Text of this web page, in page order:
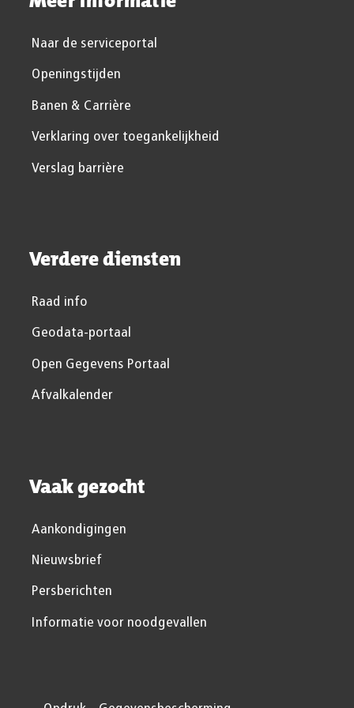
Naar de serviceportal
Openingstijden
Banen & Carrière
Verklaring over toegankelijkheid
Verslag barrière
Verdere diensten
Raad info
Geodata-portaal
Open Gegevens Portaal
Afvalkalender
Vaak gezocht
Aankondigingen
Nieuwsbrief
Persberichten
Informatie voor noodgevallen